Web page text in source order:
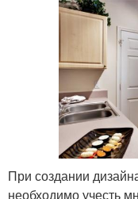
При создании
необходимо учесть